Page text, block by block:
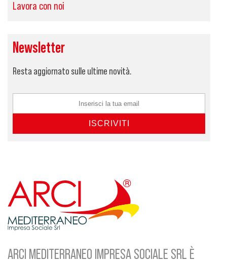
Lavora con noi
Newsletter
Resta aggiornato sulle ultime novità.
ARCI MEDITERRANEO IMPRESA SOCIALE SRL È